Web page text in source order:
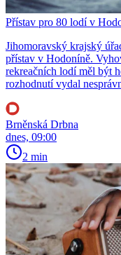
Přístav pro 80 lodí v
Jihomoravský krajský
přístav v Hodoníně.
rekreačních lodí měl být
rozhodnutí vydal
Brněnská Drbna
dnes, 09:00
2 min